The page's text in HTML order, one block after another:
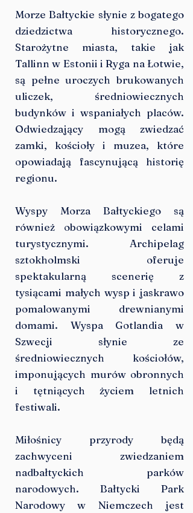
Morze Bałtyckie słynie z bogatego
dziedzictwa historycznego.
Starożytne miasta, takie jak
Tallinn w Estonii i Ryga na Łotwie,
są pełne uroczych brukowanych
uliczek, średniowiecznych
budynków i wspaniałych placów.
Odwiedzający mogą zwiedzać
zamki, kościoły i muzea, które
opowiadają fascynującą historię
regionu.
Wyspy Morza Bałtyckiego są
również obowiązkowymi celami
turystycznymi. Archipelag
sztokholmski oferuje
spektakularną scenerię z
tysiącami małych wysp i jaskrawo
pomalowanymi drewnianymi
domami. Wyspa Gotlandia w
Szwecji słynie ze
średniowiecznych kościołów,
imponujących murów obronnych
i tętniących życiem letnich
festiwali.
Miłośnicy przyrody będą
zachwyceni zwiedzaniem
nadbałtyckich parków
narodowych. Bałtycki Park
Narodowy w Niemczech jest